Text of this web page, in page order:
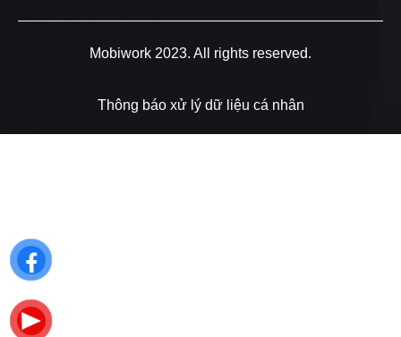
Mobiwork 2023. All rights reserved.
Thông báo xử lý dữ liệu cá nhân